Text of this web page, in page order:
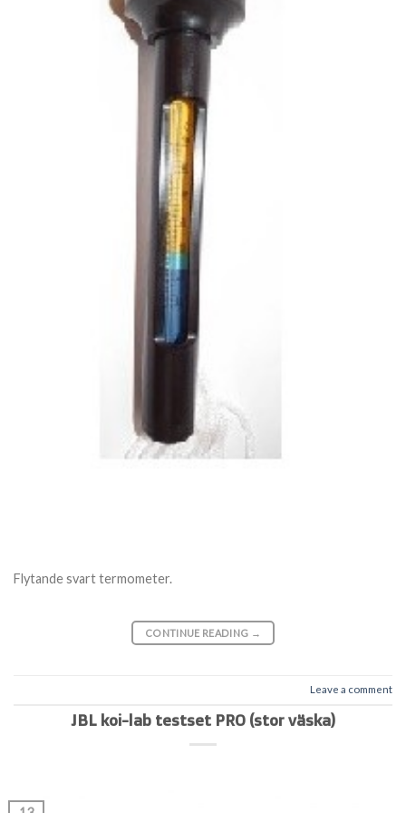
Flytande svart termometer.
CONTINUE READING →
Leave a comment
JBL koi-lab testset PRO (stor väska)